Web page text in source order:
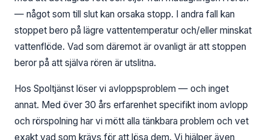
— något som till slut kan orsaka stopp. I andra fall kan
stoppet bero på lägre vattentemperatur och/eller minskat
vattenflöde. Vad som däremot är ovanligt är att stoppen
beror på att själva rören är utslitna.
Hos Spoltjänst löser vi avloppsproblem — och inget
annat. Med över 30 års erfarenhet specifikt inom avlopp
och rörspolning har vi mött alla tänkbara problem och vet
exakt vad som krävs för att lösa dem. Vi hjälper även